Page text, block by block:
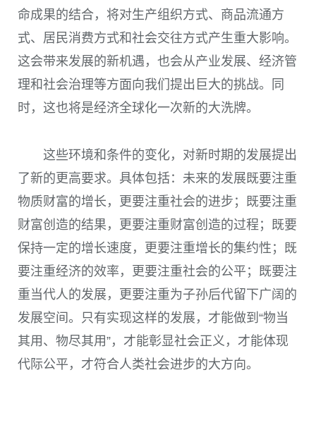
命成果的结合，将对生产组织方式、商品流通方
式、居民消费方式和社会交往方式产生重大影响。
这会带来发展的新机遇，也会从产业发展、经济管
理和社会治理等方面向我们提出巨大的挑战。同
时，这也将是经济全球化一次新的大洗牌。
这些环境和条件的变化，对新时期的发展提出
了新的更高要求。具体包括：未来的发展既要注重
物质财富的增长，更要注重社会的进步；既要注重
财富创造的结果，更要注重财富创造的过程；既要
保持一定的增长速度，更要注重增长的集约性；既
要注重经济的效率，更要注重社会的公平；既要注
重当代人的发展，更要注重为子孙后代留下广阔的
发展空间。只有实现这样的发展，才能做到“物当
其用、物尽其用”，才能彰显社会正义，才能体现
代际公平，才符合人类社会进步的大方向。